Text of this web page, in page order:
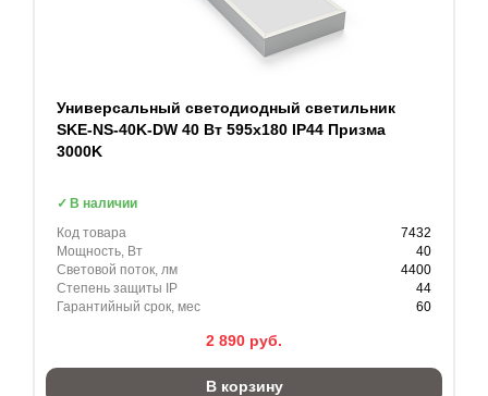
Универсальный светодиодный светильник
SKE-NS-40K-DW 40 Вт 595x180 IP44 Призма
3000K
В наличии
Код товара
7432
Мощность, Вт
40
Световой поток, лм
4400
Степень защиты IP
44
Гарантийный срок, мес
60
2 890 руб.
В корзину